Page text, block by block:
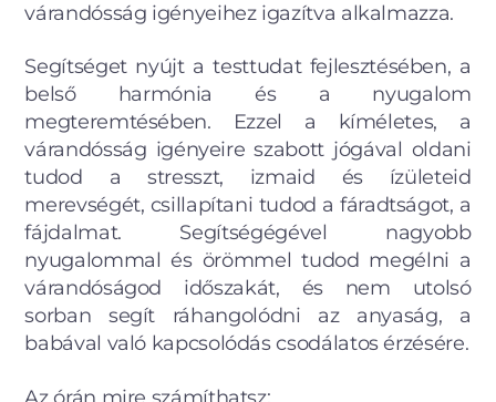
várandósság igényeihez igazítva alkalmazza.
Segítséget nyújt a testtudat fejlesztésében, a
belső harmónia és a nyugalom
megteremtésében. Ezzel a kíméletes, a
várandósság igényeire szabott jógával oldani
tudod a stresszt, izmaid és ízületeid
merevségét, csillapítani tudod a fáradtságot, a
fájdalmat. Segítségégével nagyobb
nyugalommal és örömmel tudod megélni a
várandóságod időszakát, és nem utolsó
sorban segít ráhangolódni az anyaság, a
babával való kapcsolódás csodálatos érzésére.